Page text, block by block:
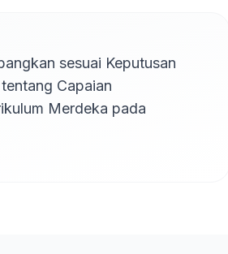
sesuai Keputusan
Capaian
Merdeka pada